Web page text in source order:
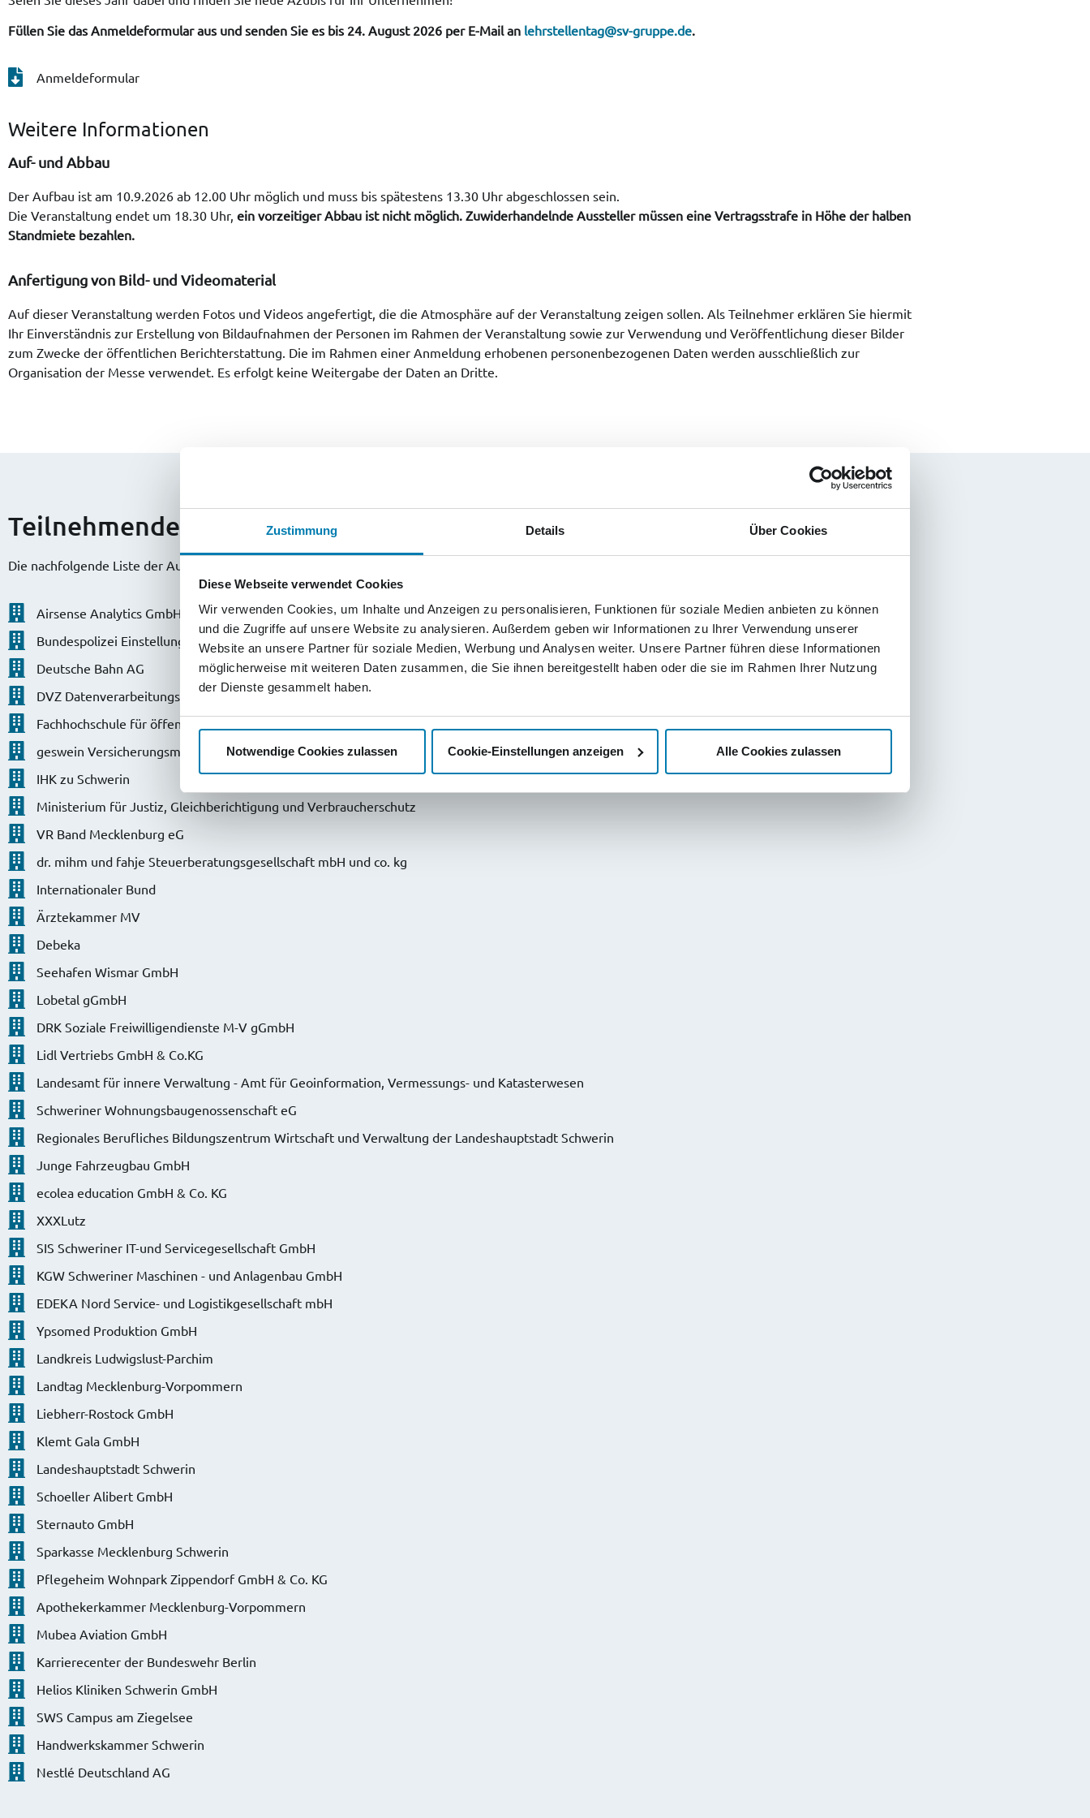
Zustimmung Details Über Cookies
Diese Webseite verwendet Cookies
Wir verwenden Cookies, um Inhalte und Anzeigen zu personalisieren, Funktionen für soziale Medien anbieten zu können
und die Zugriffe auf unsere Website zu analysieren. Außerdem geben wir Informationen zu Ihrer Verwendung unserer
Website an unsere Partner für soziale Medien, Werbung und Analysen weiter. Unsere Partner führen diese Informationen
möglicherweise mit weiteren Daten zusammen, die Sie ihnen bereitgestellt haben oder die sie im Rahmen Ihrer Nutzung
der Dienste gesammelt haben.
Notwendige Cookies zulassen Cookie-Einstellungen anzeigen Alle Cookies zulassen
Füllen Sie das Anmeldeformular aus und senden Sie es bis 24. August 2026 per E-Mail an lehrstellentag@sv-gruppe.de.
Anmeldeformular
Weitere Informationen
Auf- und Abbau
Der Aufbau ist am 10.9.2026 ab 12.00 Uhr möglich und muss bis spätestens 13.30 Uhr abgeschlossen sein.
Die Veranstaltung endet um 18.30 Uhr, ein vorzeitiger Abbau ist nicht möglich. Zuwiderhandelnde Aussteller müssen eine Vertragsstrafe in Höhe der halben
Standmiete bezahlen.
Anfertigung von Bild- und Videomaterial
Auf dieser Veranstaltung werden Fotos und Videos angefertigt, die die Atmosphäre auf der Veranstaltung zeigen sollen. Als Teilnehmer erklären Sie hiermit
Ihr Einverständnis zur Erstellung von Bildaufnahmen der Personen im Rahmen der Veranstaltung sowie zur Verwendung und Veröffentlichung dieser Bilder
zum Zwecke der öffentlichen Berichterstattung. Die im Rahmen einer Anmeldung erhobenen personenbezogenen Daten werden ausschließlich zur
Organisation der Messe verwendet. Es erfolgt keine Weitergabe der Daten an Dritte.
Teilnehmende Aussteller
Die nachfolgende Liste der Aussteller wird fortlaufend aktualisiert.
Airsense Analytics GmbH
Bundespolizei Einstellungsberatung Rostock
Deutsche Bahn AG
DVZ Datenverarbeitungszentrum Mecklenburg-Vorpommern GmbH
Fachhochschule für öffentliche Verwaltung, Polizei und Rechtspflege des Landes Mecklenburg-Vorpommern
geswein Versicherungsmakler GmbH
IHK zu Schwerin
Ministerium für Justiz, Gleichberichtigung und Verbraucherschutz
VR Band Mecklenburg eG
dr. mihm und fahje Steuerberatungsgesellschaft mbH und co. kg
Internationaler Bund
Ärztekammer MV
Debeka
Seehafen Wismar GmbH
Lobetal gGmbH
DRK Soziale Freiwilligendienste M-V gGmbH
Lidl Vertriebs GmbH & Co.KG
Landesamt für innere Verwaltung - Amt für Geoinformation, Vermessungs- und Katasterwesen
Schweriner Wohnungsbaugenossenschaft eG
Regionales Berufliches Bildungszentrum Wirtschaft und Verwaltung der Landeshauptstadt Schwerin
Junge Fahrzeugbau GmbH
ecolea education GmbH & Co. KG
XXXLutz
SIS Schweriner IT-und Servicegesellschaft GmbH
KGW Schweriner Maschinen - und Anlagenbau GmbH
EDEKA Nord Service- und Logistikgesellschaft mbH
Ypsomed Produktion GmbH
Landkreis Ludwigslust-Parchim
Landtag Mecklenburg-Vorpommern
Liebherr-Rostock GmbH
Klemt Gala GmbH
Landeshauptstadt Schwerin
Schoeller Alibert GmbH
Sternauto GmbH
Sparkasse Mecklenburg Schwerin
Pflegeheim Wohnpark Zippendorf GmbH & Co. KG
Apothekerkammer Mecklenburg-Vorpommern
Mubea Aviation GmbH
Karrierecenter der Bundeswehr Berlin
Helios Kliniken Schwerin GmbH
SWS Campus am Ziegelsee
Handwerkskammer Schwerin
Nestlé Deutschland AG